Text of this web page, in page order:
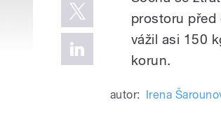
prostoru před
vážil asi 150
korun.
autor: Irena